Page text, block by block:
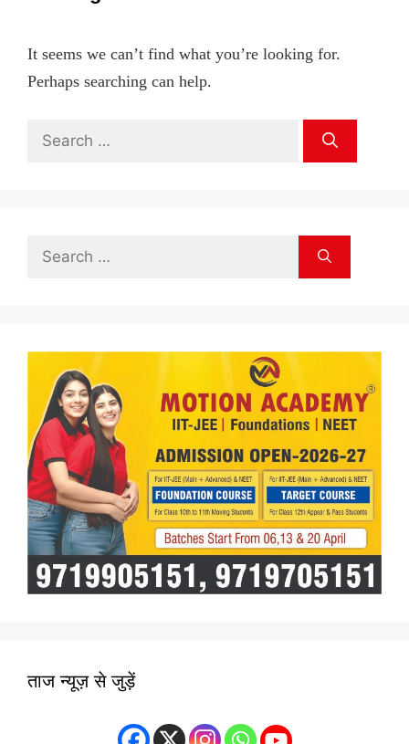
It seems we can’t find what you’re looking for.
Perhaps searching can help.
Search
Search
ताज न्यूज़ से जुड़ें